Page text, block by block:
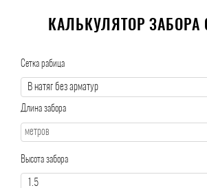
КАЛЬКУЛЯТОР ЗАБОРА
Сетка рабица
Длина забора
Высота забора